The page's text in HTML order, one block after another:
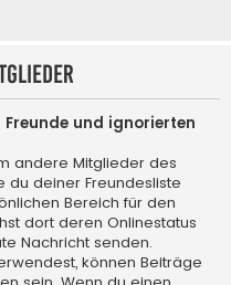
und ignorierten
andere Mitglieder des
du deiner Freundesliste
Bereich für den
dort deren Onlinestatus
Nachricht senden.
können Beiträge